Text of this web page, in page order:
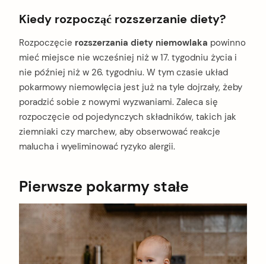
Kiedy rozpocząć rozszerzanie diety?
Rozpoczęcie rozszerzania diety niemowlaka powinno
mieć miejsce nie wcześniej niż w 17. tygodniu życia i
nie później niż w 26. tygodniu. W tym czasie układ
pokarmowy niemowlęcia jest już na tyle dojrzały, żeby
poradzić sobie z nowymi wyzwaniami. Zaleca się
rozpoczęcie od pojedynczych składników, takich jak
ziemniaki czy marchew, aby obserwować reakcje
malucha i wyeliminować ryzyko alergii.
Pierwsze pokarmy stałe